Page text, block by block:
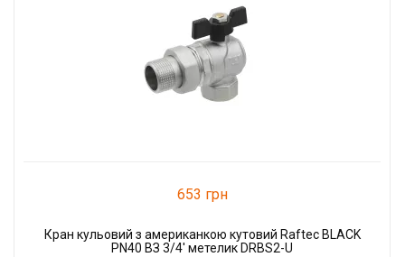
653 грн
Кран кульовий з американкою кутовий Raftec BLACK
PN40 ВЗ 3/4' метелик DRBS2-U